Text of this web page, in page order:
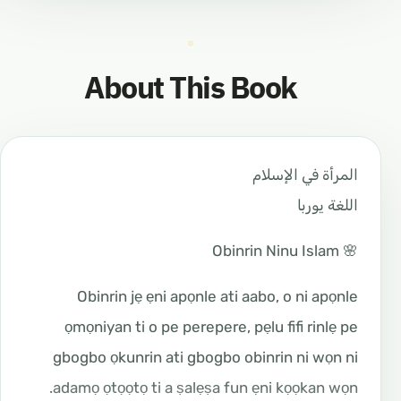
About This Book
المرأة في الإسلام
اللغة يوربا
🌸 Obinrin Ninu Islam
Obinrin jẹ ẹni apọnle ati aabo, o ni apọnle
ọmọniyan ti o pe perepere, pẹlu fifi rinlẹ pe
gbogbo ọkunrin ati gbogbo obinrin ni wọn ni
adamọ ọtọọtọ ti a ṣalẹṣa fun ẹni kọọkan wọn.